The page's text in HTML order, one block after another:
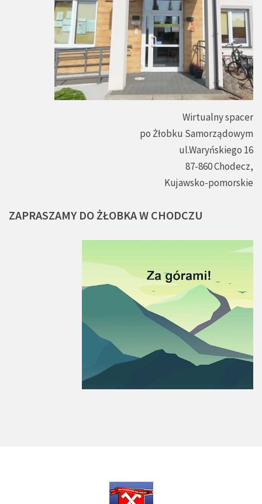
Wirtualny spacer
po Żłobku Samorządowym
ul.Waryńskiego 16
87-860 Chodecz,
Kujawsko-pomorskie
ZAPRASZAMY DOŻŁOBKAW CHODCZU